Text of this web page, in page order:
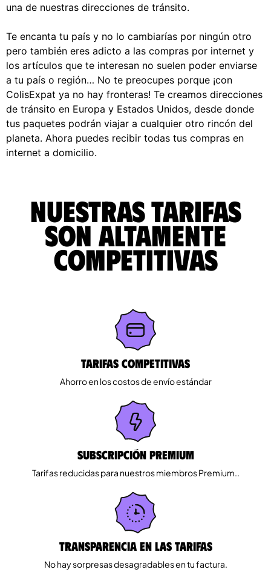
una de nuestras direcciones de tránsito.
Te encanta tu país y no lo cambiarías por ningún otro
pero también eres adicto a las compras por internet y
los artículos que te interesan no suelen poder enviarse
a tu país o región… No te preocupes porque ¡con
ColisExpat ya no hay fronteras! Te creamos direcciones
de tránsito en Europa y Estados Unidos, desde donde
tus paquetes podrán viajar a cualquier otro rincón del
planeta. Ahora puedes recibir todas tus compras en
internet a domicilio.
Nuestras tarifas
son altamente
competitivas
Tarifas competitivas
Ahorro en los costos de envío estándar
Subscripción Premium
Tarifas reducidas para nuestros miembros Premium..
Transparencia en las tarifas
No hay sorpresas desagradables en tu factura.